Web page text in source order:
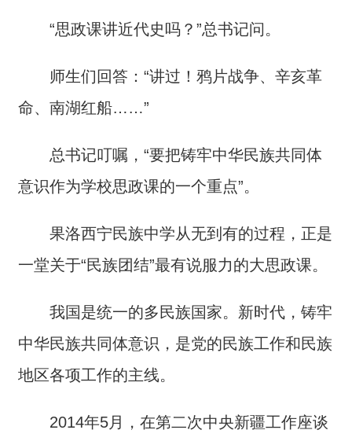
“思政课讲近代史吗？”总书记问。
师生们回答：“讲过！鸦片战争、辛亥革
命、南湖红船……”
总书记叮嘱，“要把铸牢中华民族共同体
意识作为学校思政课的一个重点”。
果洛西宁民族中学从无到有的过程，正是
一堂关于“民族团结”最有说服力的大思政课。
我国是统一的多民族国家。新时代，铸牢
中华民族共同体意识，是党的民族工作和民族
地区各项工作的主线。
2014年5月，在第二次中央新疆工作座谈